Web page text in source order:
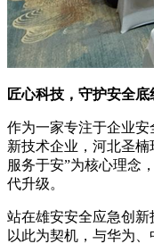
匠心科技，守护安全底
作为一家专注于企业
新技术企业，河北圣楠
服务于安”为核心理念
代升级。
站在雄安安全应急创
以此为契机，与华为